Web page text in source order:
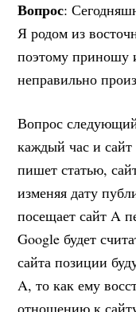
Вопрос:
Я родом из
поэтому приношу
неправильно
Вопрос
каждый час и
пишет статью,
изменяя дату
посещает сайт A
Google будет
сайта позиции
A, то как ему
отношению к